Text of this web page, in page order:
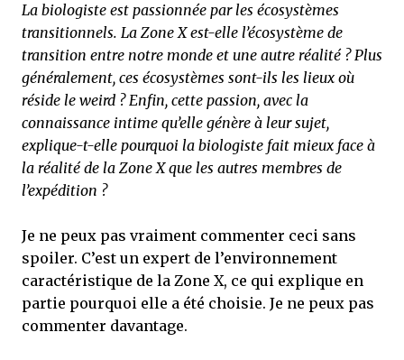
La biologiste est passionnée par les écosystèmes
transitionnels. La Zone X est-elle l’écosystème de
transition entre notre monde et une autre réalité ? Plus
généralement, ces écosystèmes sont-ils les lieux où
réside le weird ? Enfin, cette passion, avec la
connaissance intime qu’elle génère à leur sujet,
explique-t-elle pourquoi la biologiste fait mieux face à
la réalité de la Zone X que les autres membres de
l’expédition ?
Je ne peux pas vraiment commenter ceci sans
spoiler. C’est un expert de l’environnement
caractéristique de la Zone X, ce qui explique en
partie pourquoi elle a été choisie. Je ne peux pas
commenter davantage.